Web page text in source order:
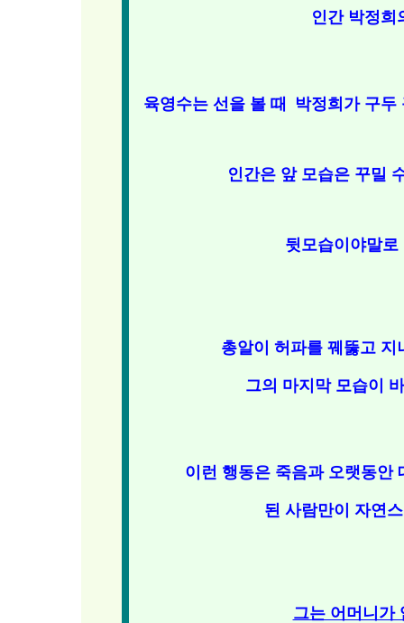
인간 박정희
육영수는 선을 볼 때 박정희가 구두
인간은 앞 모습은 꾸밀
뒷모습이야말
총알이 허파를 꿰뚫고 지
그의 마지막 모습이
이런 행동은 죽음과 오랫동안
된 사람만이 자연
그는 어머니가